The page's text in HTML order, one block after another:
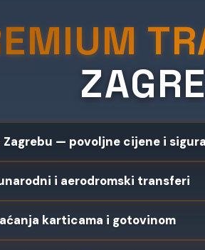
— povoljne cijene i
i aerodromski transferi
karticama i gotovinom